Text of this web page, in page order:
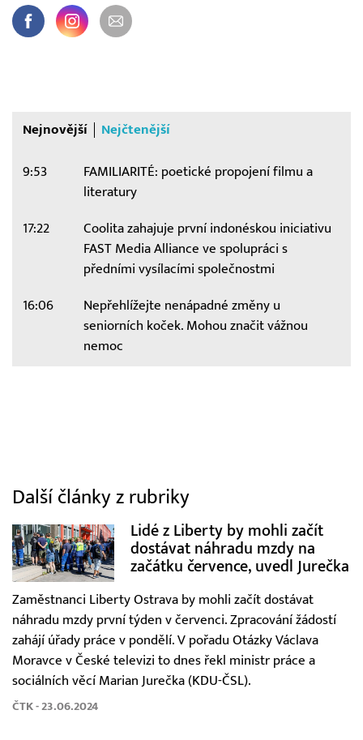
Nejnovější Nejčtenější
9:53
FAMILIARITÉ: poetické propojení filmu a
literatury
17:22
Coolita zahajuje první indonéskou iniciativu
FAST Media Alliance ve spolupráci s
předními vysílacími společnostmi
16:06
Nepřehlížejte nenápadné změny u
seniorních koček. Mohou značit vážnou
nemoc
Další články z rubriky
Lidé z Liberty by mohli začít
dostávat náhradu mzdy na
začátku července, uvedl Jurečka
Zaměstnanci Liberty Ostrava by mohli začít dostávat
náhradu mzdy první týden v červenci. Zpracování žádostí
zahájí úřady práce v pondělí. V pořadu Otázky Václava
Moravce v České televizi to dnes řekl ministr práce a
sociálních věcí Marian Jurečka (KDU-ČSL).
ČTK - 23.06.2024